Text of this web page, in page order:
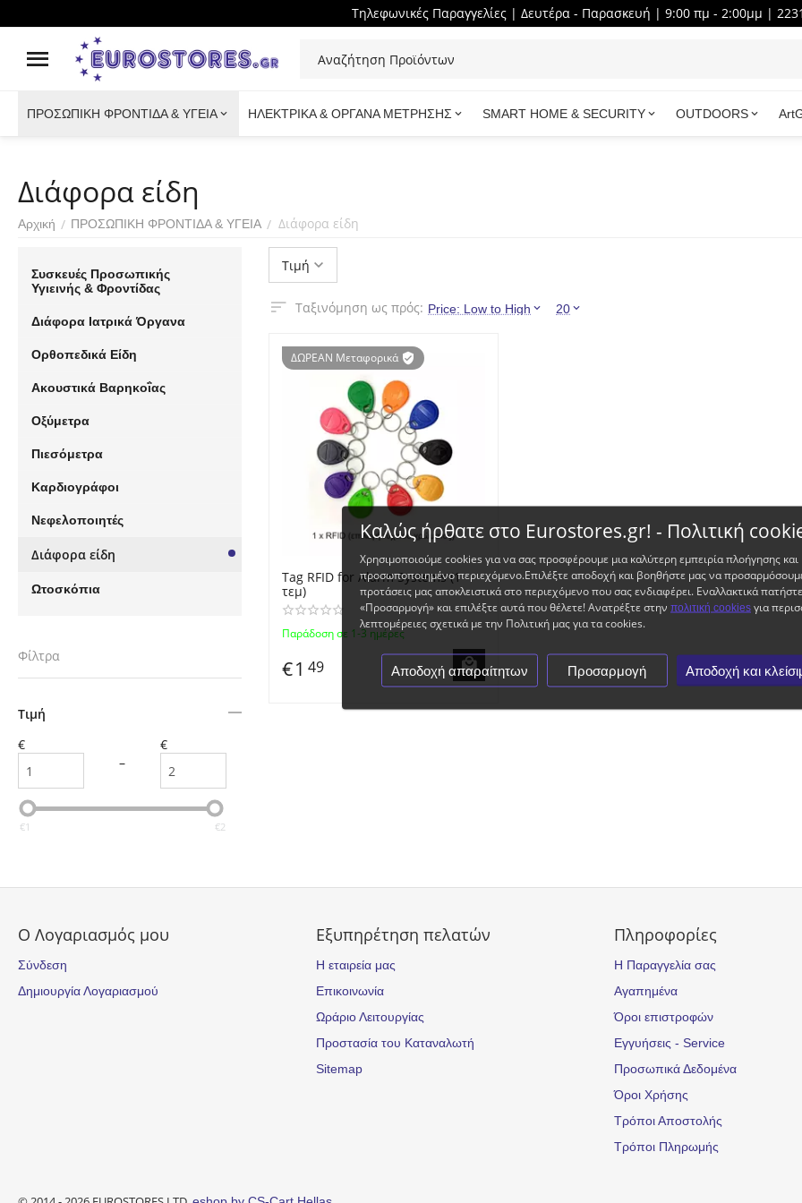
Τηλεφωνικές Παραγγελίες | Δευτέρα - Παρασκευή | 9:00 πμ - 2:00μμ |
ΠΡΟΣΩΠΙΚΗ ΦΡΟΝΤΙΔΑ & ΥΓΕΙΑ ΗΛΕΚΤΡΙΚΑ & ΟΡΓΑΝΑ ΜΕΤΡΗΣΗΣ SMART HOME & SECURITY OUTDOORS
Διάφορα είδη
Αρχική / ΠΡΟΣΩΠΙΚΗ ΦΡΟΝΤΙΔΑ & ΥΓΕΙΑ / Διάφορα είδη
Τιμή
Ταξινόμηση ως πρός: Price: Low to High 20
ΔΩΡΕΑΝ Μεταφορικά
Tag RFID for Alarm Systems (1
τεμ)
Παράδοση σε 1-3 ημέρες
€1 49
Συσκευές Προσωπικής
Υγιεινής & Φροντίδας
Διάφορα Ιατρικά Όργανα
Ορθοπεδικά Είδη
Ακουστικά Βαρηκοΐας
Οξύμετρα
Πιεσόμετρα
Καρδιογράφοι
Νεφελοποιητές
Διάφορα είδη
Ωτοσκόπια
Φίλτρα
Τιμή
€
–
€
€1 €2
Ο Λογαριασμός μου
Σύνδεση
Δημιουργία Λογαριασμού
Εξυπηρέτηση πελατών
Η εταιρεία μας
Επικοινωνία
Ωράριο Λειτουργίας
Προστασία του Καταναλωτή
Sitemap
Πληροφορίες
Η Παραγγελία σας
Αγαπημένα
Όροι επιστροφών
Εγγυήσεις - Service
Προσωπικά Δεδομένα
Όροι Χρήσης
Τρόποι Αποστολής
Τρόποι Πληρωμής
Καλώς ήρθατε στο Eurostores.gr! - Πολιτική
Χρησιμοποιούμε cookies για να σας προσφέρουμε μια καλύτερη εμπειρία πλοήγησης και
προσωποποιημένο περιεχόμενο.Επιλέξτε αποδοχή και βοηθήστε μας να
προτάσεις μας αποκλειστικά στο περιεχόμενο που σας ενδιαφέρει. Εναλλακτικά πατήστε
«Προσαρμογή» και επιλέξτε αυτά που θέλετε! Ανατρέξτε στην πολιτική cookies για
λεπτομέρειες σχετικά με την Πολιτική μας για τα cookies.
Αποδοχή απαραίτητων Προσαρμογή Αποδοχή και